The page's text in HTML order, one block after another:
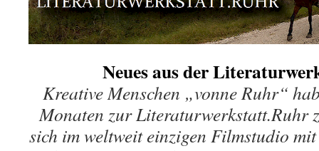
Neues aus der
Kreative Menschen „vonne Ruhr“
Monaten zur Literaturwerkstatt.Ruhr
sich im weltweit einzigen Filmstudio